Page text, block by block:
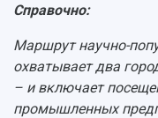
Справочно:
Маршрут научно-
охватывает два
– и включает
промышленных